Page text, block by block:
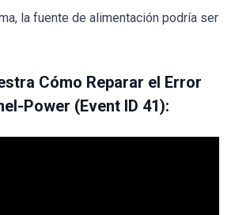
la fuente de alimentación podría ser
Cómo Reparar el Error
Power (Event ID 41):